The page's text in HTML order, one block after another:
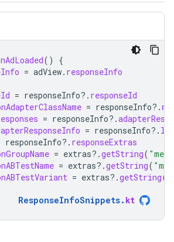
()
{
= adView. responseInfo
= responseInfo?. responseId
= responseInfo?.
= responseInfo?.
= responseInfo?.
responseInfo?. responseExtras
= extras?.getString(
= extras?.getString(
= extras?.getString(
ResponseInfoSnippets. kt